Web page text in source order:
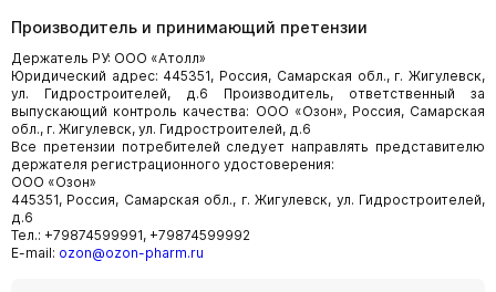
Производитель и принимающий претензии
Держатель РУ: ООО «Атолл»
Юридический адрес: 445351, Россия, Самарская обл., г. Жигулевск,
ул. Гидростроителей, д.6 Производитель, ответственный за
выпускающий контроль качества: ООО «Озон», Россия, Самарская
обл., г. Жигулевск, ул. Гидростроителей, д.6
Все претензии потребителей следует направлять представителю
держателя регистрационного удостоверения:
ООО «Озон»
445351, Россия, Самарская обл., г. Жигулевск, ул. Гидростроителей,
д.6
Тел.: +79874599991, +79874599992
E-mail: ozon@ozon-pharm.ru